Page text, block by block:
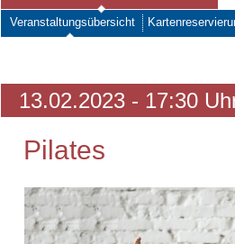
Veranstaltungsübersicht
13.02.2023 - 17:30
Pilates